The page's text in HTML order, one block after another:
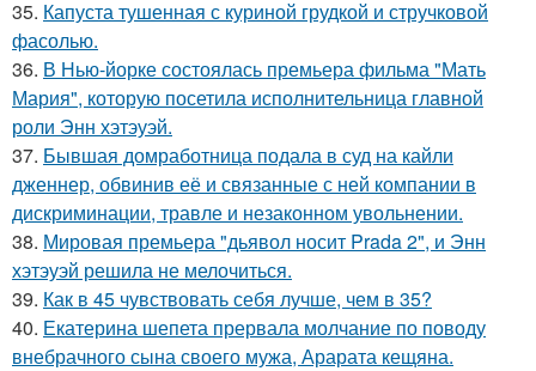
35. Капуста тушенная с куриной грудкой и стручковой
фасолью.
36. В Нью-йорке состоялась премьера фильма "Мать
Мария", которую посетила исполнительница главной
роли Энн хэтэуэй.
37. Бывшая домработница подала в суд на кайли
дженнер, обвинив её и связанные с ней компании в
дискриминации, травле и незаконном увольнении.
38. Мировая премьера "дьявол носит Prada 2", и Энн
хэтэуэй решила не мелочиться.
39. Как в 45 чувствовать себя лучше, чем в 35?
40. Екатерина шепета прервала молчание по поводу
внебрачного сына своего мужа, Арарата кещяна.